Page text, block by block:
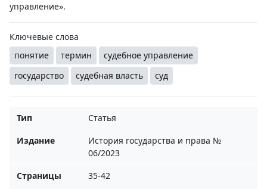
управление».
Ключевые слова
понятие
термин
судебное управление
государство
судебная власть суд
Тип
Статья
Издание
История государства и права №
06/2023
Страницы
35-42